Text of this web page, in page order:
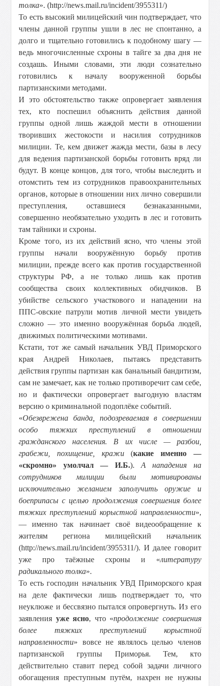
толка». (http://news.mail.ru/incident/3955311/)
То есть высокий милицейский чин подтверждает, что
члены данной группы ушли в лес не спонтанно, а
долго и тщательно готовились к подобному шагу —
ведь многочисленные схроны в тайге за два дня не
создашь. Иными словами, эти люди сознательно
готовились к началу вооруженной борьбы
партизанскими методами.
И это обстоятельство также опровергает заявления
тех, кто поспешил объяснить действия данной
группы одной лишь жаждой мести в отношении
творивших жестокости и насилия сотрудников
милиции. Те, кем движет жажда мести, базы в лесу
для ведения партизанской борьбы готовить вряд ли
будут. В конце концов, для того, чтобы выследить и
отомстить тем из сотрудников правоохранительных
органов, которые в отношении них лично совершили
преступления, оставшиеся безнаказанными,
совершенно необязательно уходить в лес и готовить
там тайники и схроны.
Кроме того, из их действий ясно, что члены этой
группы начали вооружённую борьбу против
милиции, прежде всего как против государственной
структуры РФ, а не только лишь как против
сообщества своих коллективных обидчиков. В
убийстве сельского участкового и нападении на
ППС-овские патрули мотив личной мести увидеть
сложно — это именно вооружённая борьба людей,
движимых политическими мотивами.
Кстати, тот же самый начальник УВД Приморского
края Андрей Николаев, пытаясь представить
действия группы партизан как банальный бандитизм,
сам не замечает, как не только противоречит сам себе,
но и фактически опровергает выгодную властям
версию о криминальной подоплёке событий.
«Обезврежена банда, подозреваемая в совершении
особо тяжких преступлений в отношении
гражданского населения. В их числе — разбои,
грабежи, похищение, кражи(какие именно —
«скромно» умолчал — И.Б.). А нападения на
сотрудников милиции были мотивированы
исключительно желанием заполучить оружие и
боеприпасы с целью продолжения совершения более
тяжких преступлений корыстной направленности»,
— именно так начинает своё видеообращение к
жителям региона милицейский начальник
(http://news.mail.ru/incident/3955311/). И далее говорит
уже про таёжные схроны и «литературу
радикального толка».
То есть господин начальник УВД Приморского края
на деле фактически лишь подтверждает то, что
неуклюже и бессвязно пытался опровергнуть. Из его
заявления уже ясно, что «продолжение совершения
более тяжких преступлений корыстной
направленности» вовсе не являлось целью членов
партизанской группы Приморья. Тем, кто
действительно ставит перед собой задачи личного
обогащения преступным путём, нахрен не нужны